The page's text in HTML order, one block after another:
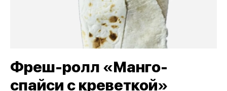
Фреш-ролл «Манго-
спайси с креветкой»